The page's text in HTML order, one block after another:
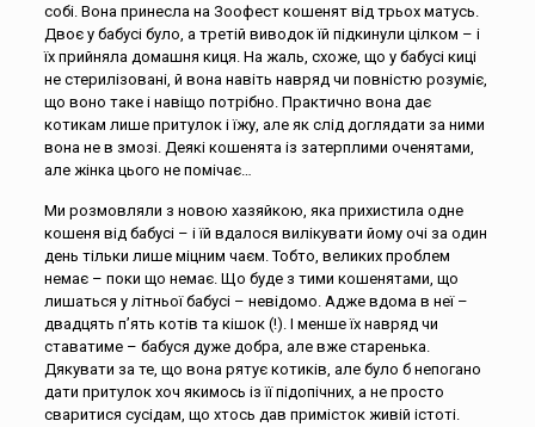
собі. Вона принесла на Зоофест кошенят від трьох матусь.
Двоє у бабусі було, а третій виводок їй підкинули цілком – і
їх прийняла домашня киця. На жаль, схоже, що у бабусі киці
не стерилізовані, й вона навіть навряд чи повністю розуміє,
що воно таке і навіщо потрібно. Практично вона дає
котикам лише притулок і їжу, але як слід доглядати за ними
вона не в змозі. Деякі кошенята із затерплими оченятами,
але жінка цього не помічає…
Ми розмовляли з новою хазяйкою, яка прихистила одне
кошеня від бабусі – і їй вдалося вилікувати йому очі за один
день тільки лише міцним чаєм. Тобто, великих проблем
немає – поки що немає. Що буде з тими кошенятами, що
лишаться у літньої бабусі – невідомо. Адже вдома в неї –
двадцять п’ять котів та кішок (!). І менше їх навряд чи
ставатиме – бабуся дуже добра, але вже старенька.
Дякувати за те, що вона рятує котиків, але було б непогано
дати притулок хоч якимось із її підопічних, а не просто
сваритися сусідам, що хтось дав примісток живій істоті.